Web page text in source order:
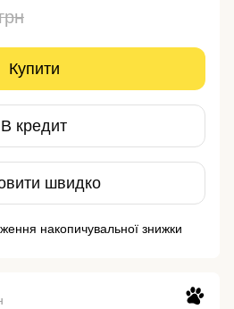
Купити
В кредит
швидко
накопичувальної знижки